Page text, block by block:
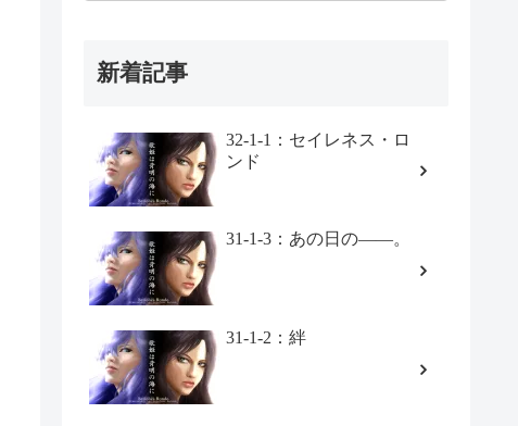
新着記事
32-1-1：セイレネス・ロ
ンド
31-1-3：あの日の――。
31-1-2：絆